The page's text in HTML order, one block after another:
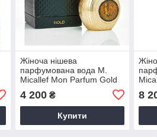
Жіноча нішева
парфумована вода M.
Micallef Mon Parfum Gold
4 200₴
Купити
8